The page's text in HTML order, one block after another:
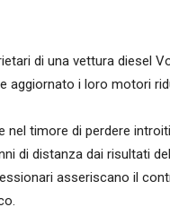
di una vettura diesel
aggiornato i loro motori
timore di perdere
di distanza dai risultati
asseriscano il